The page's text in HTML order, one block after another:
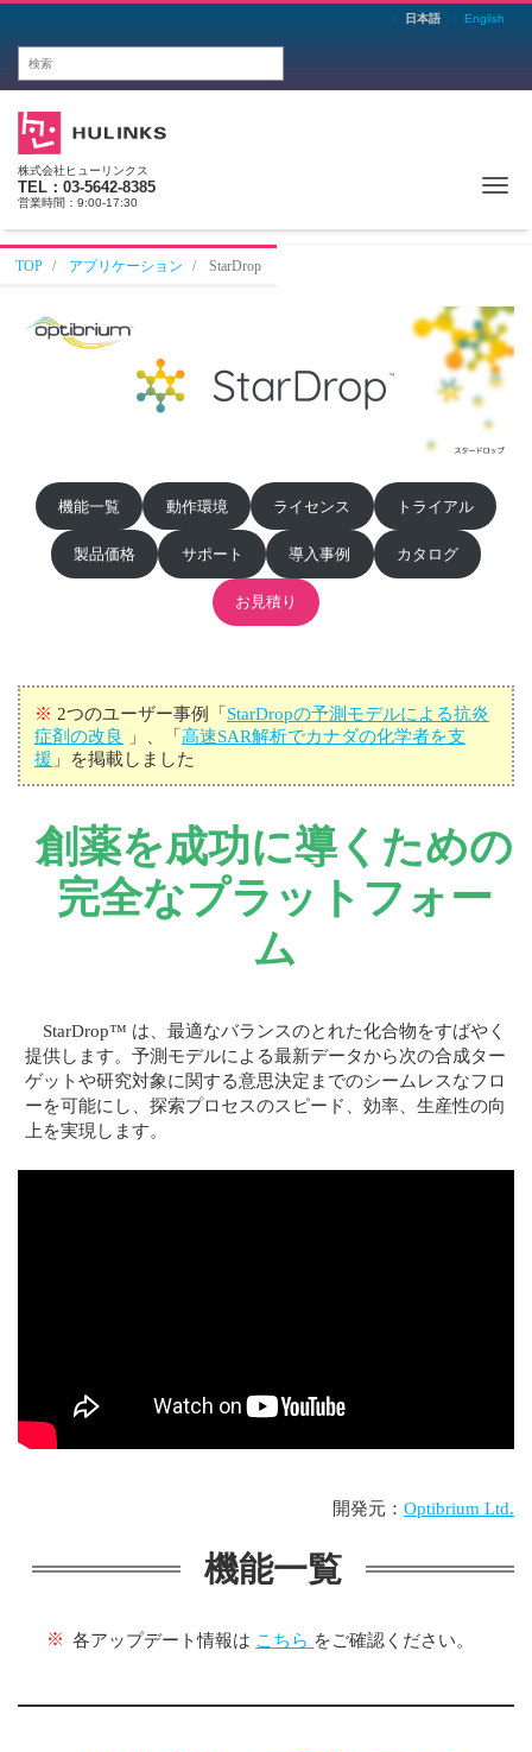
日本語 English
株式会社ヒューリンクス
TEL：03-5642-8385
営業時間：9:00-17:30
TOP アプリケーション StarDrop
機能一覧 動作環境 ライセンス トライアル
製品価格 サポート 導入事例 カタログ
お見積り
※ 2つのユーザー事例「StarDropの予測モデルによる抗炎
症剤の改良
」、「高速SAR解析でカナダの化学者を支
援 」を掲載しました
創薬を成功に導くための
完全なプラットフォー
ム
StarDrop™ は、最適なバランスのとれた化合物をすばやく
提供します。予測モデルによる最新データから次の合成ター
ゲットや研究対象に関する意思決定までのシームレスなフロ
ーを可能にし、探索プロセスのスピード、効率、生産性の向
上を実現します。
開発元： Optibrium Ltd.
機能一覧
※ 各アップデート情報は こちら をご確認ください。